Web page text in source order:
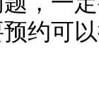
约可